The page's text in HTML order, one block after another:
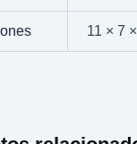
11 × 7